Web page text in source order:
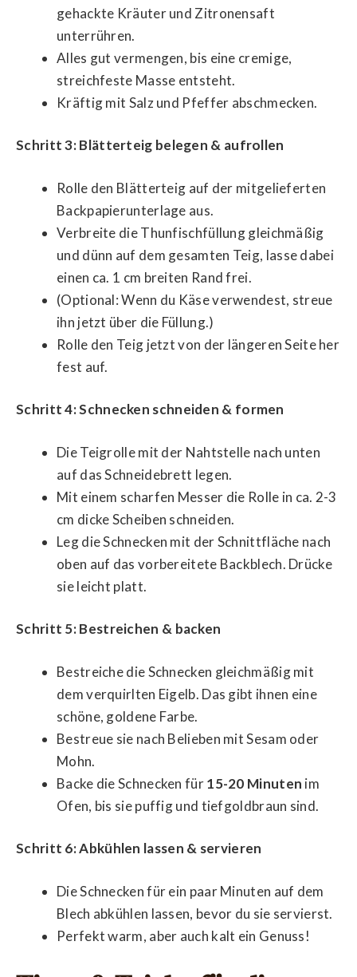
gehackte Kräuter und Zitronensaft
unterrühren.
Alles gut vermengen, bis eine cremige,
streichfeste Masse entsteht.
Kräftig mit Salz und Pfeffer abschmecken.
Schritt 3: Blätterteig belegen & aufrollen
Rolle den Blätterteig auf der mitgelieferten
Backpapierunterlage aus.
Verbreite die Thunfischfüllung gleichmäßig
und dünn auf dem gesamten Teig, lasse dabei
einen ca. 1 cm breiten Rand frei.
(Optional: Wenn du Käse verwendest, streue
ihn jetzt über die Füllung.)
Rolle den Teig jetzt von der längeren Seite her
fest auf.
Schritt 4: Schnecken schneiden & formen
Die Teigrolle mit der Nahtstelle nach unten
auf das Schneidebrett legen.
Mit einem scharfen Messer die Rolle in ca. 2-3
cm dicke Scheiben schneiden.
Leg die Schnecken mit der Schnittfläche nach
oben auf das vorbereitete Backblech. Drücke
sie leicht platt.
Schritt 5: Bestreichen & backen
Bestreiche die Schnecken gleichmäßig mit
dem verquirlten Eigelb. Das gibt ihnen eine
schöne, goldene Farbe.
Bestreue sie nach Belieben mit Sesam oder
Mohn.
Backe die Schnecken für15-20 Minuten im
Ofen, bis sie puffig und tiefgoldbraun sind.
Schritt 6: Abkühlen lassen & servieren
Die Schnecken für ein paar Minuten auf dem
Blech abkühlen lassen, bevor du sie servierst.
Perfekt warm, aber auch kalt ein Genuss!